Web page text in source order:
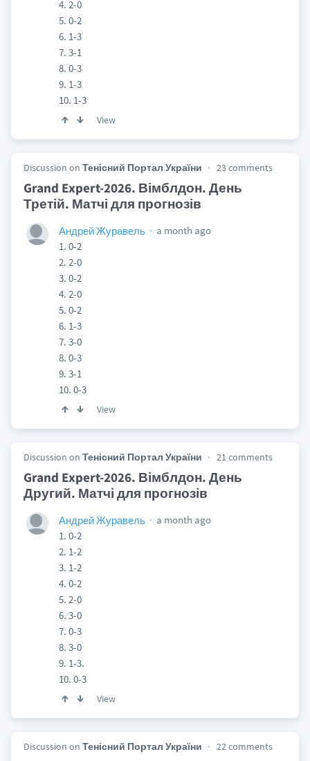
4. 2-0
5. 0-2
6. 1-3
7. 3-1
8. 0-3
9. 1-3
10. 1-3
View
Discussion on Тенісний Портал України 23 comments
Grand Expert-2026. Вімблдон. День
Третій. Матчі для прогнозів
Андрей Журавель
a month ago
1. 0-2
2. 2-0
3. 0-2
4. 2-0
5. 0-2
6. 1-3
7. 3-0
8. 0-3
9. 3-1
10. 0-3
View
Discussion on Тенісний Портал України 21 comments
Grand Expert-2026. Вімблдон. День
Другий. Матчі для прогнозів
Андрей Журавель
a month ago
1. 0-2
2. 1-2
3. 1-2
4. 0-2
5. 2-0
6. 3-0
7. 0-3
8. 3-0
9. 1-3.
10. 0-3
View
Discussion on Тенісний Портал України 22 comments